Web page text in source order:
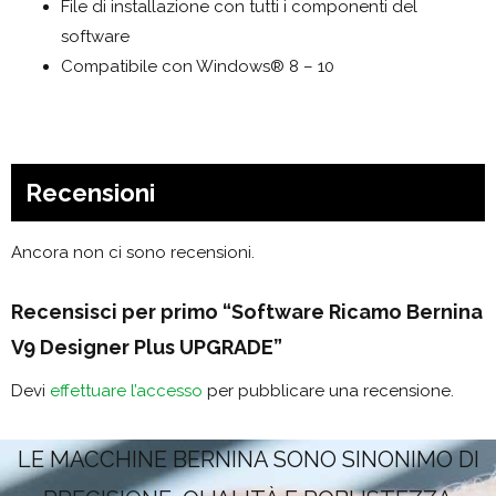
File di installazione con tutti i componenti del
software
Compatibile con Windows® 8 – 10
Recensioni
Ancora non ci sono recensioni.
Recensisci per primo “Software Ricamo Bernina
V9 Designer Plus UPGRADE”
Devi effettuare l’accesso per pubblicare una recensione.
LE MACCHINE BERNINA SONO SINONIMO DI